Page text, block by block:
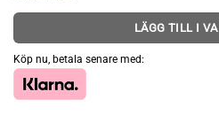
LÄGG TILL I
Köp nu, betala senare med: